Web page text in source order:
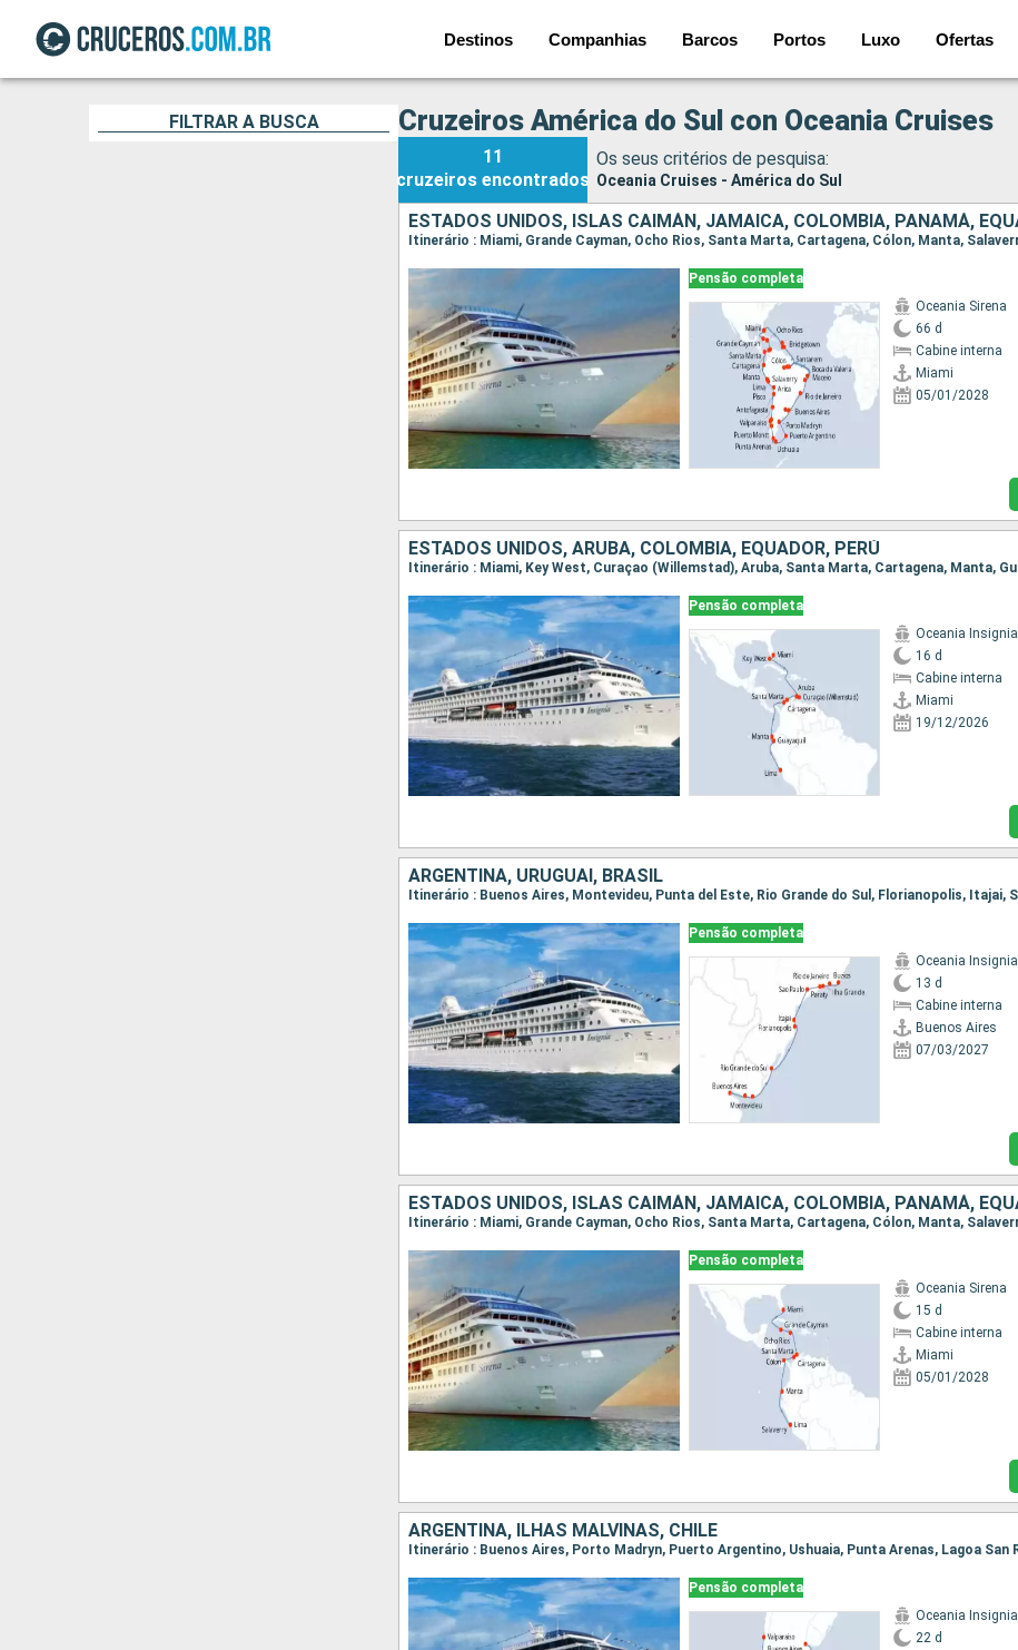
Destinos Companhias Barcos Portos Luxo Ofertas
FILTRAR A BUSCA Cruzeiros América do Sul con Oceania Cruises
11
cruzeiros encontrados
Os seus critérios de pesquisa:
Oceania Cruises - América do Sul
Pensão completa
Oceania Sirena
66 d
Cabine interna
Miami
05/01/2028
ESTADOS UNIDOS, ARUBA, COLOMBIA, EQUADOR, PERÚ
Pensão completa
Oceania Insignia
16 d
Cabine interna
Miami
19/12/2026
ARGENTINA, URUGUAI, BRASIL
Pensão completa
Oceania Insignia
13 d
Cabine interna
Buenos Aires
07/03/2027
Pensão completa
Oceania Sirena
15 d
Cabine interna
Miami
05/01/2028
ARGENTINA, ILHAS MALVINAS, CHILE
Pensão completa
Oceania Insignia
22 d